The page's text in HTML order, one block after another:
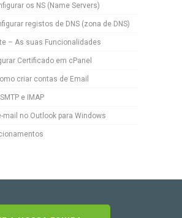
os NS (Name Servers)
registos de DNS (zona de DNS)
– As suas Funcionalidades
Certificado em cPanel
criar contas de Email
e IMAP
mail no Outlook para Windows